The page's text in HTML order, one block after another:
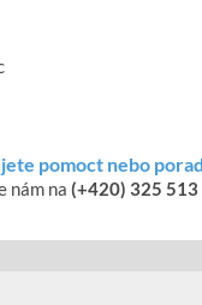
pomoct nebo
nám na (+420) 325 513